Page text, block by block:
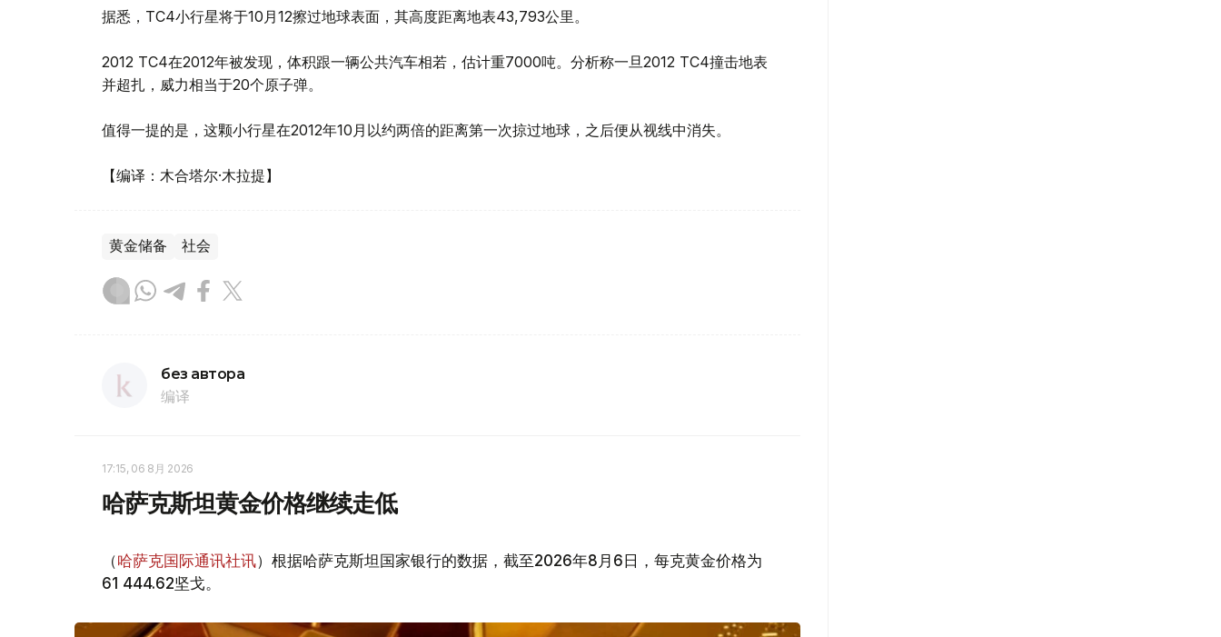
据悉，TC4小行星将于10月12擦过地球表面，其高度距离地表43,793公里。
2012 TC4在2012年被发现，体积跟一辆公共汽车相若，估计重7000吨。分析称一旦2012 TC4撞击地表
并超扎，威力相当于20个原子弹。
值得一提的是，这颗小行星在2012年10月以约两倍的距离第一次掠过地球，之后便从视线中消失。
【编译：木合塔尔·木拉提】
黄金储备 社会
без автора
编译
17:15, 06 8月 2026
哈萨克斯坦黄金价格继续走低
（哈萨克国际通讯社讯）根据哈萨克斯坦国家银行的数据，截至2026年8月6日，每克黄金价格为
61 444.62坚戈。